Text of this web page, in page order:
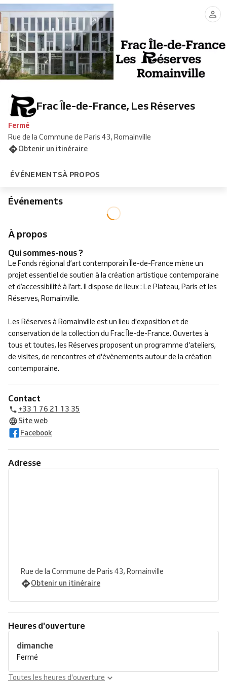
Frac Île-de-France, Les Réserves
Fermé
Rue de la Commune de Paris 43, Romainville
Obtenir un itinéraire
ÉVÉNEMENTSÀ PROPOS
Événements
À propos
Qui sommes-nous ?
Le Fonds régional d’art contemporain Île-de-France mène un
projet essentiel de soutien à la création artistique contemporaine
et d’accessibilité à l’art. Il dispose de lieux : Le Plateau, Paris et les
Réserves, Romainville.
Les Réserves à Romainville est un lieu d'exposition et de
conservation de la collection du Frac Île-de-France. Ouvertes à
tous et toutes, les Réserves proposent un programme d'ateliers,
de visites, de rencontres et d'évènements autour de la création
contemporaine.
Contact
+33 1 76 21 13 35
Site web
Facebook
Adresse
Rue de la Commune de Paris 43, Romainville
Obtenir un itinéraire
Heures d'ouverture
dimanche
Fermé
Toutes les heures d'ouverture